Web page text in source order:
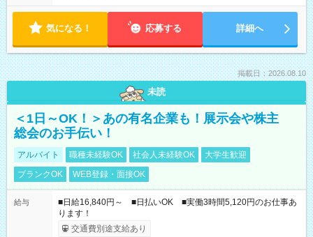
気になる！ 応募する 詳細へ
掲載日：2026.08.10
未読
＜1日～OK！＞あの有名企業も！展示会や株主
総会のお手伝い！
アルバイト 職種未経験OK 社会人未経験OK
大学生歓迎
ブランクOK
WEB登録・面接OK
給与
■日給16,840円～ ■日払いOK ■実働3時間5,120円のお仕事あ
ります！
交通費別途支給あり